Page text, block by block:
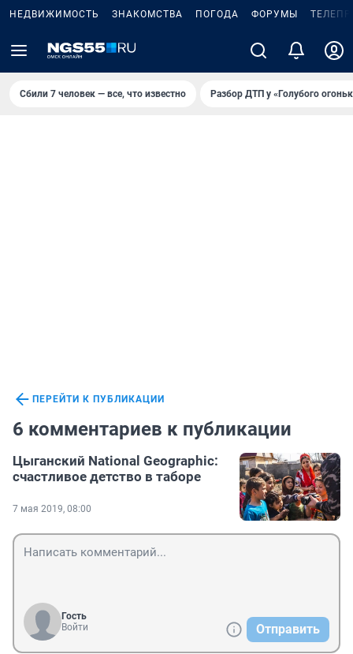
НЕДВИЖИМОСТЬ ЗНАКОМСТВА ПОГОДА ФОРУМЫ
Сбили 7 человек — все, что известно Разбор ДТП у «Голубого
ПЕРЕЙТИ К ПУБЛИКАЦИИ
6 комментариев к публикации
Цыганский National Geographic:
счастливое детство в таборе
7 мая 2019, 08:00
Гость
Войти
Отправить